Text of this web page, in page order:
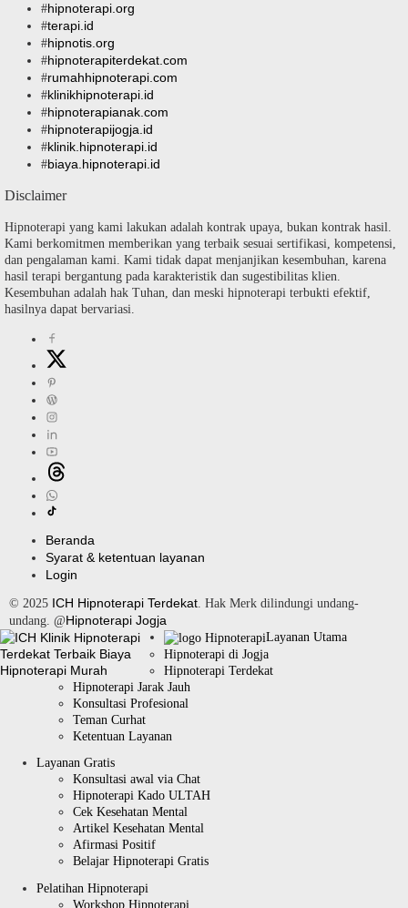
#hipnoterapi.org
#terapi.id
#hipnotis.org
#hipnoterapiterdekat.com
#rumahhipnoterapi.com
#klinikhipnoterapi.id
#hipnoterapianak.com
#hipnoterapijogja.id
#klinik.hipnoterapi.id
#biaya.hipnoterapi.id
Disclaimer
Hipnoterapi yang kami lakukan adalah kontrak upaya, bukan kontrak hasil.
Kami berkomitmen memberikan yang terbaik sesuai sertifikasi, kompetensi,
dan pengalaman kami. Kami tidak dapat menjanjikan kesembuhan, karena
hasil terapi bergantung pada karakteristik dan sugestibilitas klien.
Kesembuhan adalah hak Tuhan, dan meski hipnoterapi terbukti efektif,
hasilnya dapat bervariasi.
Beranda
Syarat & ketentuan layanan
Login
© 2025 ICH Hipnoterapi Terdekat . Hak Merk dilindungi undang-
undang. @Hipnoterapi Jogja
Layanan Utama
Hipnoterapi di Jogja
Hipnoterapi Terdekat
Hipnoterapi Jarak Jauh
Konsultasi Profesional
Teman Curhat
Ketentuan Layanan
Layanan Gratis
Konsultasi awal via Chat
Hipnoterapi Kado ULTAH
Cek Kesehatan Mental
Artikel Kesehatan Mental
Afirmasi Positif
Belajar Hipnoterapi Gratis
Pelatihan Hipnoterapi
Workshop Hipnoterapi